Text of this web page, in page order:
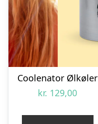
Coolenator Ølkøler
kr. 129,00